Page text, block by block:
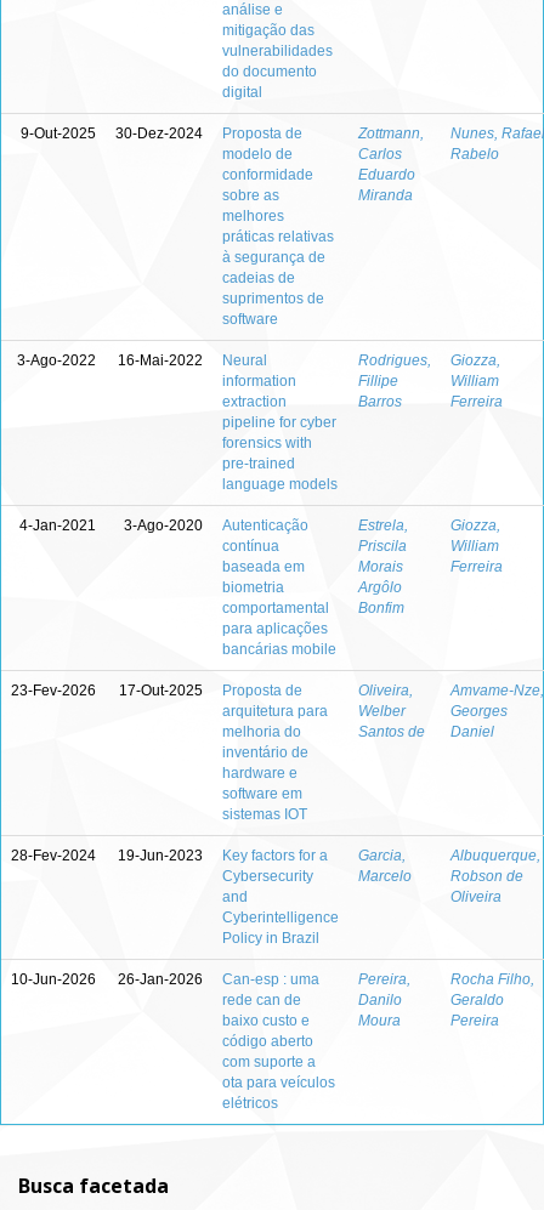
análise e
mitigação das
vulnerabilidades
do documento
digital
9-Out-2025 30-Dez-2024
Proposta de
modelo de
conformidade
sobre as
melhores
práticas relativas
à segurança de
cadeias de
suprimentos de
software
Zottmann,
Carlos
Eduardo
Miranda
Nunes, Rafael
Rabelo
3-Ago-2022 16-Mai-2022
Neural
information
extraction
pipeline for cyber
forensics with
pre-trained
language models
Rodrigues,
Fillipe
Barros
Giozza,
William
Ferreira
4-Jan-2021 3-Ago-2020
Autenticação
contínua
baseada em
biometria
comportamental
para aplicações
bancárias mobile
Estrela,
Priscila
Morais
Argôlo
Bonfim
Giozza,
William
Ferreira
23-Fev-2026 17-Out-2025
Proposta de
arquitetura para
melhoria do
inventário de
hardware e
software em
sistemas IOT
Oliveira,
Welber
Santos de
Amvame-Nze,
Georges
Daniel
28-Fev-2024 19-Jun-2023
Key factors for a
Cybersecurity
and
Cyberintelligence
Policy in Brazil
Garcia,
Marcelo
Albuquerque,
Robson de
Oliveira
10-Jun-2026 26-Jan-2026
Can-esp : uma
rede can de
baixo custo e
código aberto
com suporte a
ota para veículos
elétricos
Pereira,
Danilo
Moura
Rocha Filho,
Geraldo
Pereira
Busca facetada